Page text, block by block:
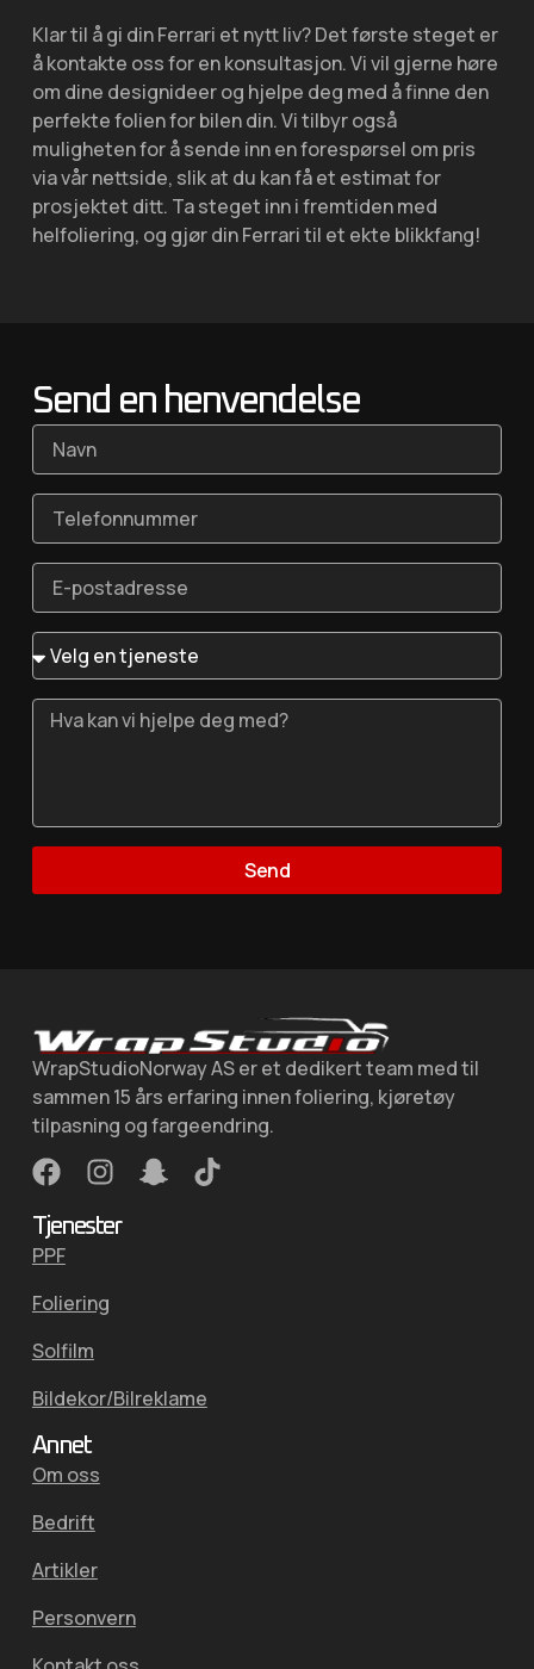
Klar til å gi din Ferrari et nytt liv? Det første steget er
å kontakte oss for en konsultasjon. Vi vil gjerne høre
om dine designideer og hjelpe deg med å finne den
perfekte folien for bilen din. Vi tilbyr også
muligheten for å sende inn en forespørsel om pris
via vår nettside, slik at du kan få et estimat for
prosjektet ditt. Ta steget inn i fremtiden med
helfoliering, og gjør din Ferrari til et ekte blikkfang!
Send en henvendelse
Send
WrapStudioNorway AS er et dedikert team med til
sammen 15 års erfaring innen foliering, kjøretøy
tilpasning og fargeendring.
Tjenester
PPF
Foliering
Solfilm
Bildekor/Bilreklame
Annet
Om oss
Bedrift
Artikler
Personvern